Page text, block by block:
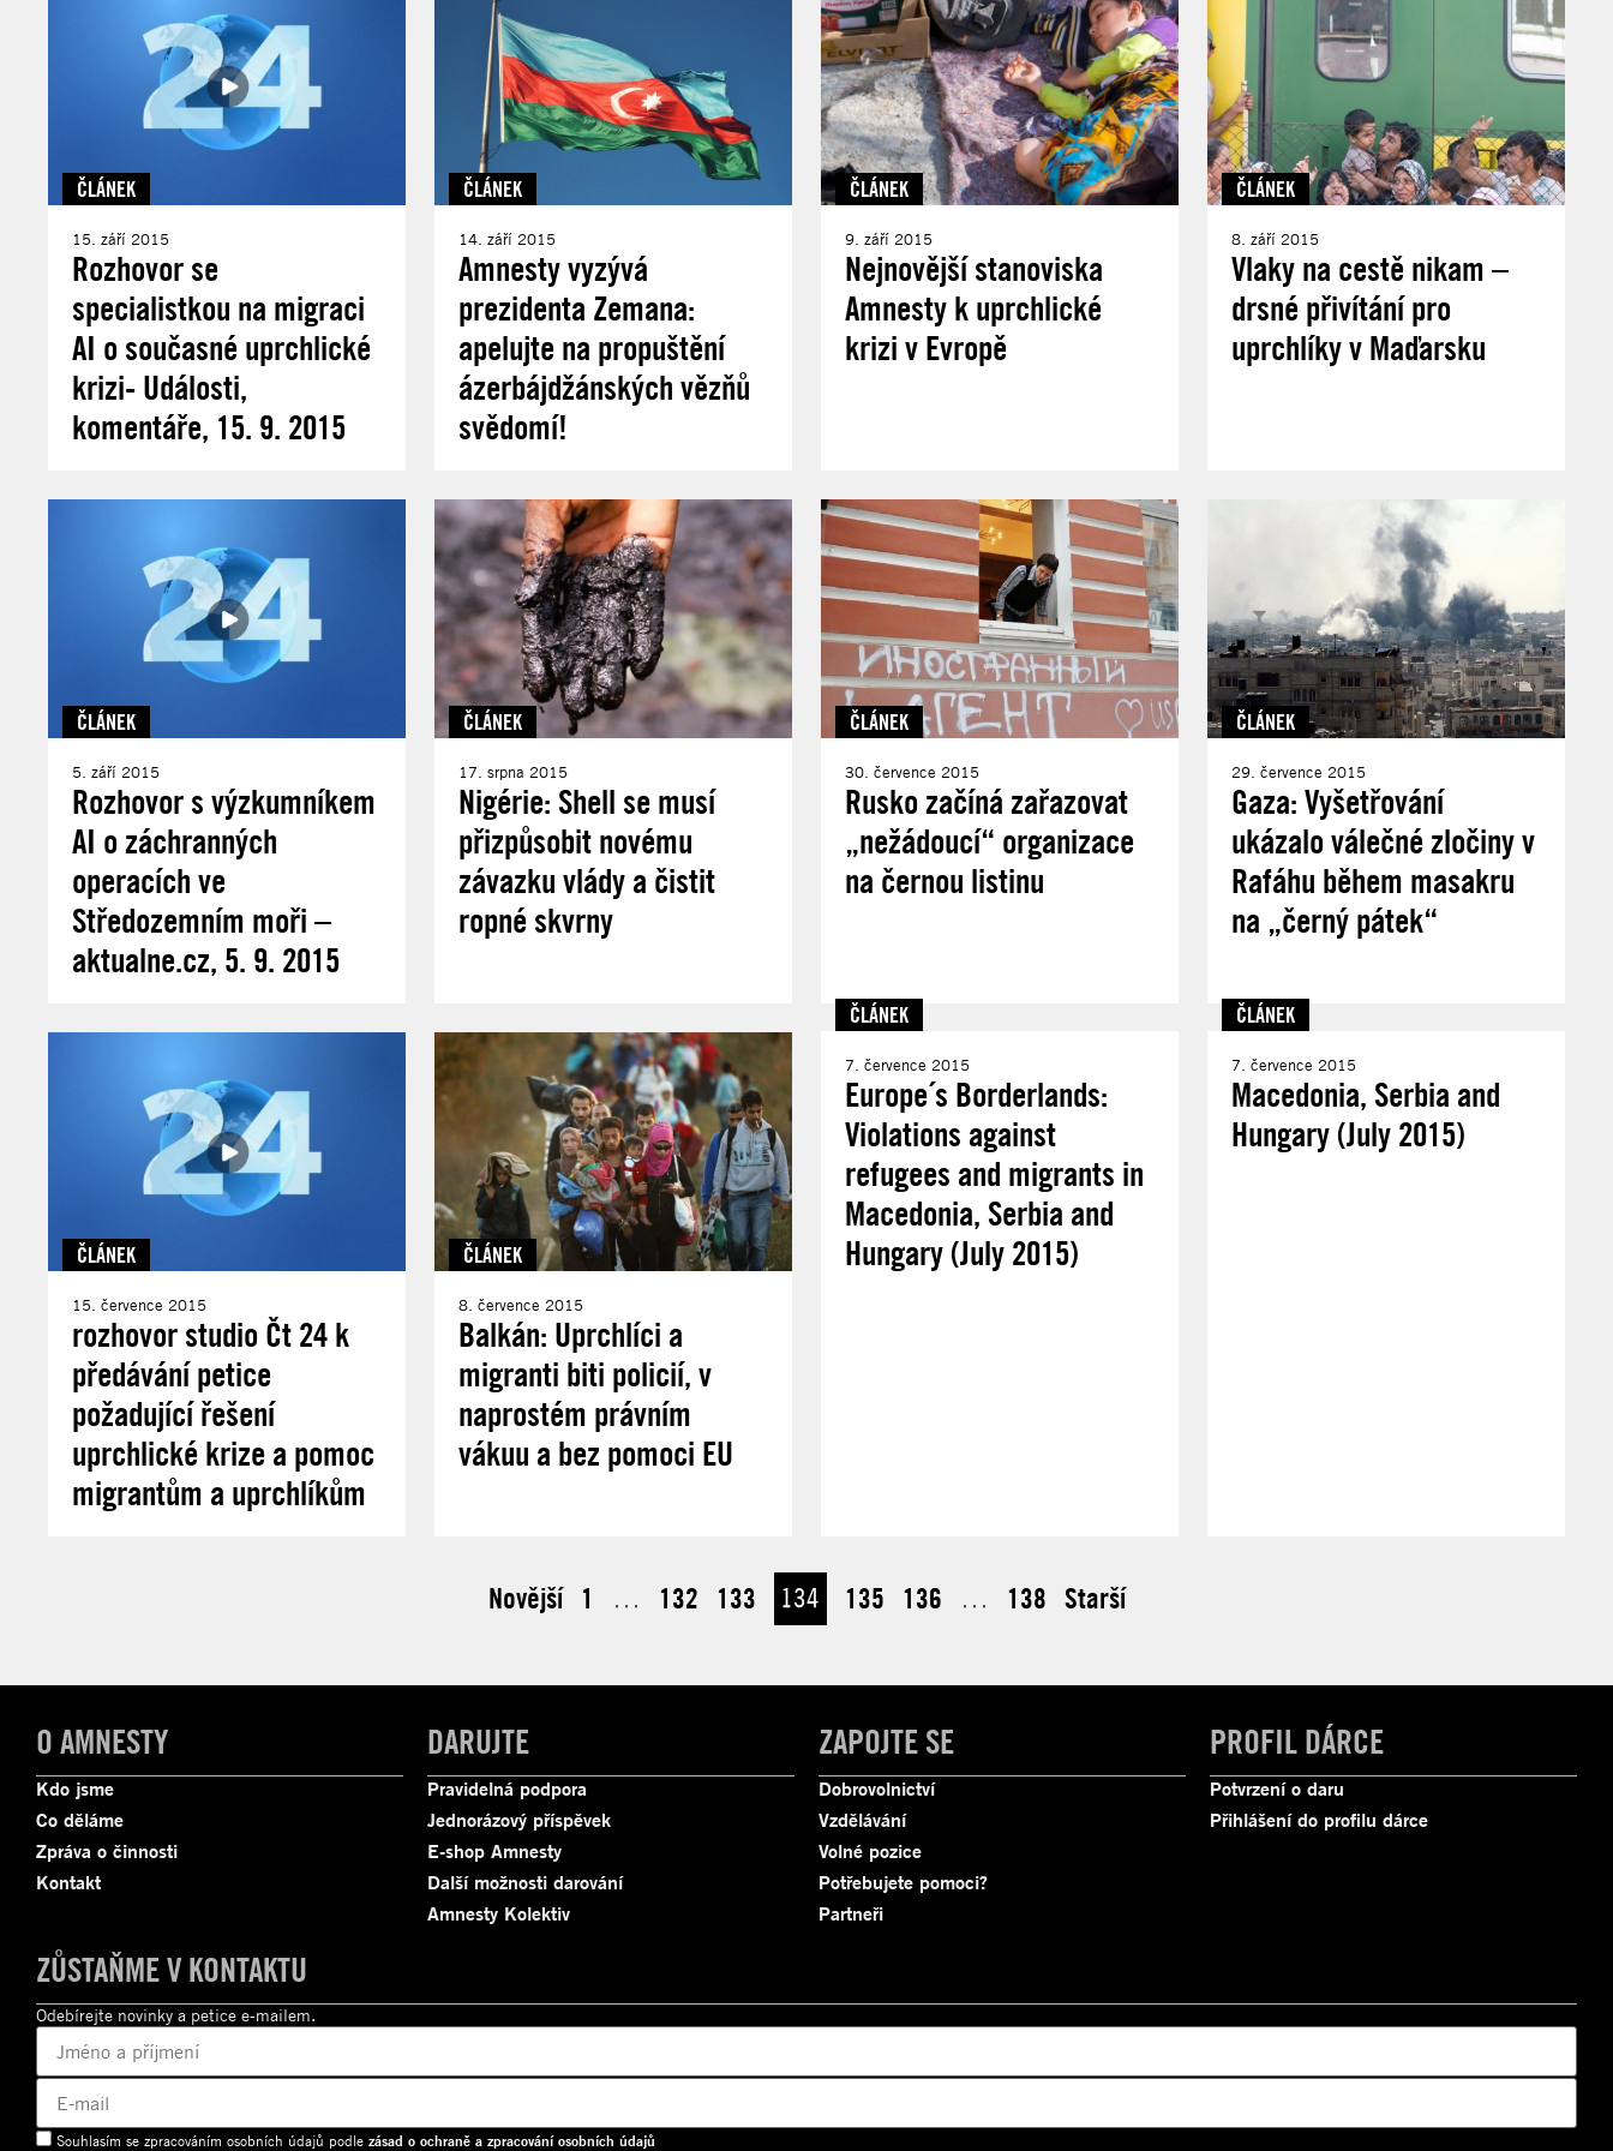
ČLÁNEK
15. září 2015
Rozhovor se
specialistkou na migraci
AI o současné uprchlické
krizi- Události,
komentáře, 15. 9. 2015
ČLÁNEK
14. září 2015
Amnesty vyzývá
prezidenta Zemana:
apelujte na propuštění
ázerbájdžánských vězňů
svědomí!
ČLÁNEK
9. září 2015
Nejnovější stanoviska
Amnesty k uprchlické
krizi v Evropě
ČLÁNEK
8. září 2015
Vlaky na cestě nikam –
drsné přivítání pro
uprchlíky v Maďarsku
ČLÁNEK
5. září 2015
Rozhovor s výzkumníkem
AI o záchranných
operacích ve
Středozemním moři –
aktualne.cz, 5. 9. 2015
ČLÁNEK
17. srpna 2015
Nigérie: Shell se musí
přizpůsobit novému
závazku vlády a čistit
ropné skvrny
ČLÁNEK
30. července 2015
Rusko začíná zařazovat
„nežádoucí“ organizace
na černou listinu
ČLÁNEK
29. července 2015
Gaza: Vyšetřování
ukázalo válečné zločiny v
Rafáhu během masakru
na „černý pátek“
ČLÁNEK
15. července 2015
rozhovor studio Čt 24 k
předávání petice
požadující řešení
uprchlické krize a pomoc
migrantům a uprchlíkům
ČLÁNEK
8. července 2015
Balkán: Uprchlíci a
migranti biti policií, v
naprostém právním
vákuu a bez pomoci EU
ČLÁNEK
7. července 2015
Europe´s Borderlands:
Violations against
refugees and migrants in
Macedonia, Serbia and
Hungary (July 2015)
ČLÁNEK
7. července 2015
Macedonia, Serbia and
Hungary (July 2015)
Novější 1 … 132 133 134 135 136 … 138 Starší
O AMNESTY
Kdo jsme
Co děláme
Zpráva o činnosti
Kontakt
DARUJTE
Pravidelná podpora
Jednorázový příspěvek
E-shop Amnesty
Další možnosti darování
Amnesty Kolektiv
ZAPOJTE SE
Dobrovolnictví
Vzdělávání
Volné pozice
Potřebujete pomoci?
Partneři
PROFIL DÁRCE
Potvrzení o daru
Přihlášení do profilu dárce
ZŮSTAŇME V KONTAKTU
Odebírejte novinky a petice e-mailem.
Souhlasím se zpracováním osobních údajů podle zásad o ochraně a zpracování osobních údajů